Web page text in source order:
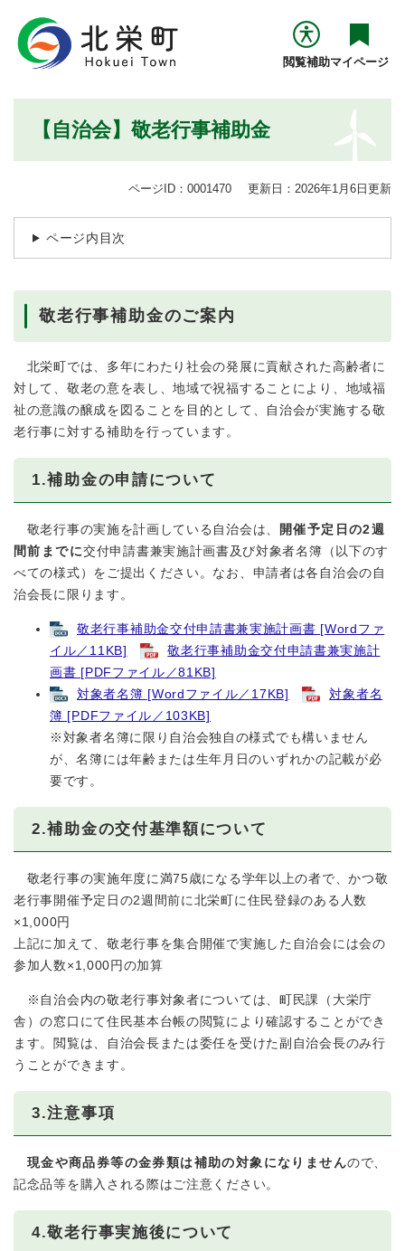
閲覧補助マイページ
【自治会】敬老行事補助金
ページID：0001470 更新日：2026年1月6日更新
ページ内目次
敬老行事補助金のご案内
北栄町では、多年にわたり社会の発展に貢献された高齢者に
対して、敬老の意を表し、地域で祝福することにより、地域福
祉の意識の醸成を図ることを目的として、自治会が実施する敬
老行事に対する補助を行っています。
1.補助金の申請について
敬老行事の実施を計画している自治会は、
開催予定日の2週
間前までに交付申請書兼実施計画書及び対象者名簿（以下のす
べての様式）をご提出ください。なお、申請者は各自治会の自
治会長に限ります。
敬老行事補助金交付申請書兼実施計画書 [Wordファ
イル／11KB]
敬老行事補助金交付申請書兼実施計
画書 [PDFファイル／81KB]
対象者名簿 [Wordファイル／17KB]
対象者名
簿 [PDFファイル／103KB]
※対象者名簿に限り自治会独自の様式でも構いません
が、名簿には年齢または生年月日のいずれかの記載が必
要です。
2.補助金の交付基準額について
敬老行事の実施年度に満75歳になる学年以上の者で、かつ敬
老行事開催予定日の2週間前に北栄町に住民登録のある人数
×1,000円
上記に加えて、敬老行事を集合開催で実施した自治会には会の
参加人数×1,000円の加算
※自治会内の敬老行事対象者については、町民課（大栄庁
舎）の窓口にて住民基本台帳の閲覧により確認することができ
ます。閲覧は、自治会長または委任を受けた副自治会長のみ行
うことができます。
3.注意事項
現金や商品券等の金券類は補助の対象になりませんので、
記念品等を購入される際はご注意ください。
4.敬老行事実施後について